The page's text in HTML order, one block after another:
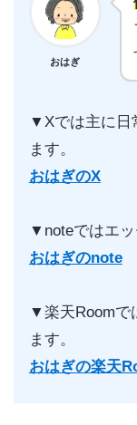
おはぎ
▼Xでは主に日
ます。
おはぎのX
▼noteではエッ
おはぎのnote
▼楽天Roomで
ます。
おはぎの楽天